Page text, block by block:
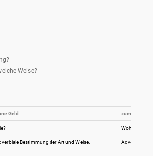
Weise?
Geld zum
Wohin?
Bestimmung der Art und Weise. Adverbiale